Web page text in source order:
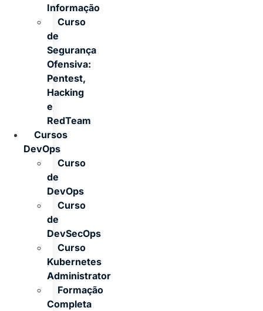
Informação
Curso
de
Segurança
Ofensiva:
Pentest,
Hacking
e
RedTeam
Cursos
DevOps
Curso
de
DevOps
Curso
de
DevSecOps
Curso
Kubernetes
Administrator
Formação
Completa